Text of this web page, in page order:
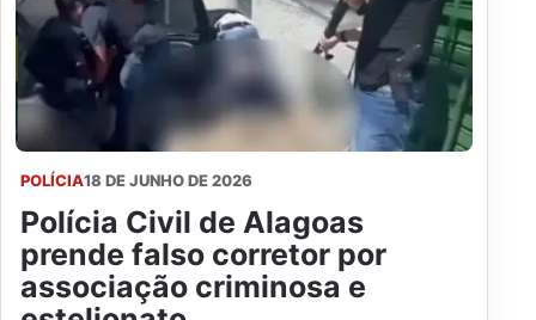
POLÍCIA18 DE JUNHO DE 2026
Polícia Civil de Alagoas
prende falso corretor por
associação criminosa e